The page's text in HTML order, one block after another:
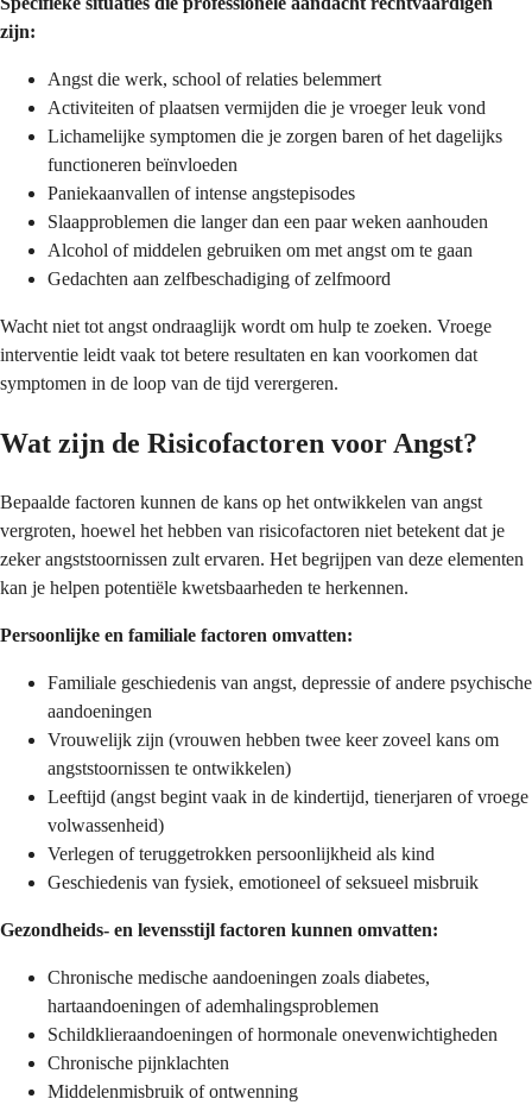
zijn:
Angst die werk, school of relaties belemmert
Activiteiten of plaatsen vermijden die je vroeger leuk vond
Lichamelijke symptomen die je zorgen baren of het dagelijks
functioneren beïnvloeden
Paniekaanvallen of intense angstepisodes
Slaapproblemen die langer dan een paar weken aanhouden
Alcohol of middelen gebruiken om met angst om te gaan
Gedachten aan zelfbeschadiging of zelfmoord
Wacht niet tot angst ondraaglijk wordt om hulp te zoeken. Vroege
interventie leidt vaak tot betere resultaten en kan voorkomen dat
symptomen in de loop van de tijd verergeren.
Wat zijn de Risicofactoren voor Angst?
Bepaalde factoren kunnen de kans op het ontwikkelen van angst
vergroten, hoewel het hebben van risicofactoren niet betekent dat je
zeker angststoornissen zult ervaren. Het begrijpen van deze elementen
kan je helpen potentiële kwetsbaarheden te herkennen.
Persoonlijke en familiale factoren omvatten:
Familiale geschiedenis van angst, depressie of andere psychische
aandoeningen
Vrouwelijk zijn (vrouwen hebben twee keer zoveel kans om
angststoornissen te ontwikkelen)
Leeftijd (angst begint vaak in de kindertijd, tienerjaren of vroege
volwassenheid)
Verlegen of teruggetrokken persoonlijkheid als kind
Geschiedenis van fysiek, emotioneel of seksueel misbruik
Gezondheids- en levensstijl factoren kunnen omvatten:
Chronische medische aandoeningen zoals diabetes,
hartaandoeningen of ademhalingsproblemen
Schildklieraandoeningen of hormonale onevenwichtigheden
Chronische pijnklachten
Middelenmisbruik of ontwenning